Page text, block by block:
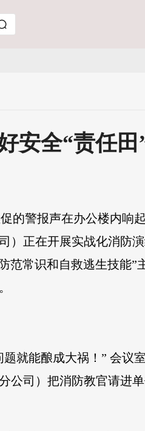
安全“责任田
的警报声在办公楼内响
正在开展实战化消防
常识和自救逃生技能”
就能酿成大祸！” 会议
公司）把消防教官请进